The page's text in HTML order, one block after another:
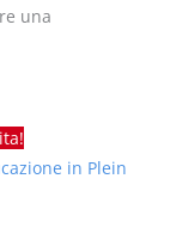
una
attuale